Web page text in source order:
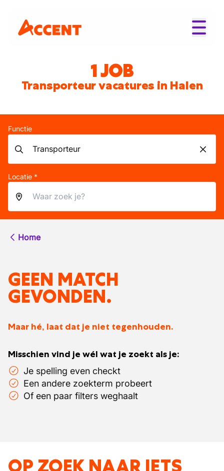
1 JOB
Transporteur vacatures in Halen
Functie
Locatie *
Home
GEEN MATCH
GEVONDEN.
Maar hé, laat dat je niet tegenhouden.
Misschien vind je wél wat je zoekt als je:
Je spelling even checkt
Een andere zoekterm probeert
Of een paar filters weghaalt
OP ZOEK NAAR IETS